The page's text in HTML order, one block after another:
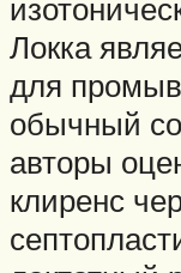
Локка
для
обычный
авторы
клиренс